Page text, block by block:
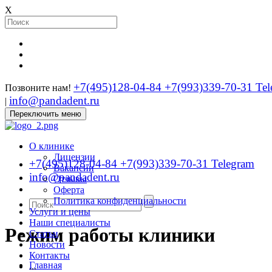
X
Позвоните нам! +7(495)128-04-84 +7(993)339-70-31
| info@pandadent.ru
Переключить меню
О клинике
Лицензии
Вакансии
Отзывы
Оферта
Политика конфиденциальности
Услуги и цены
Наши специалисты
Статьи
Новости
Контакты
...
+7(495)128-04-84 +7(993)339-70-31 Telegram
info@pandadent.ru
Режим работы клиники
Главная